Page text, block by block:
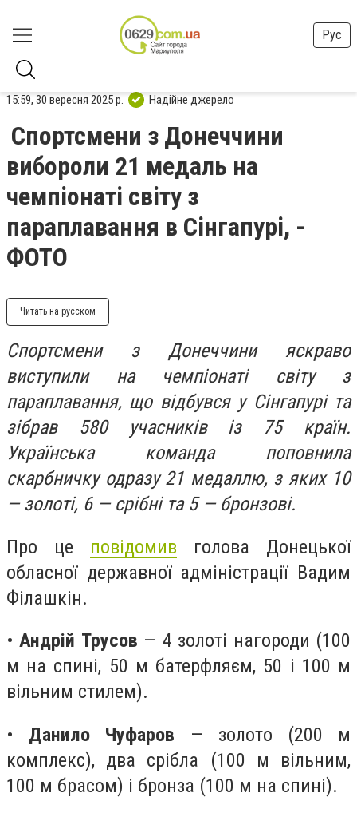
Рус
15:59, 30 вересня 2025 р. Надійне джерело
Спортсмени з Донеччини
вибороли 21 медаль на
чемпіонаті світу з
параплавання в Сінгапурі, -
ФОТО
Читать на русском
Спортсмени з Донеччини яскраво
виступили на чемпіонаті світу з
параплавання, що відбувся у Сінгапурі та
зібрав 580 учасників із 75 країн.
Українська команда поповнила
скарбничку одразу 21 медаллю, з яких 10
— золоті, 6 — срібні та 5 — бронзові.
Про це повідомив голова Донецької
обласної державної адміністрації Вадим
Філашкін.
•Андрій Трусов — 4 золоті нагороди (100
м на спині, 50 м батерфляєм, 50 і 100 м
вільним стилем).
• Данило Чуфаров — золото (200 м
комплекс), два срібла (100 м вільним,
100 м брасом) і бронза (100 м на спині).